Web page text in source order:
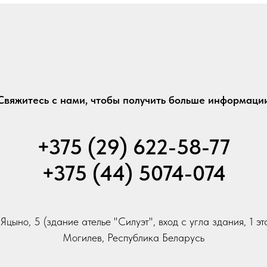
с нами, чтобы получить больше
+375 (29) 622-58-77
+375 (44) 5074-074
5 (здание ателье "Силуэт", вход с угла здания, 1
Могилев, Республика Беларусь